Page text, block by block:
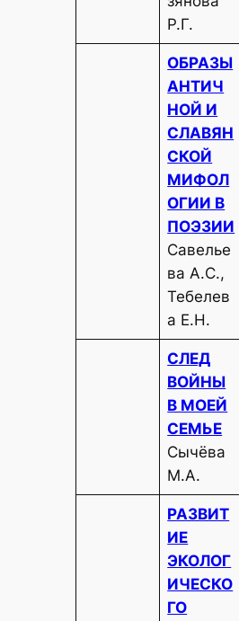
Р.Г.
ОБРАЗЫ
АНТИЧ
НОЙ И
СЛАВЯН
СКОЙ
МИФОЛ
ОГИИ В
ПОЭЗИИ
Савелье
ва А.С.,
Тебелев
а Е.Н.
СЛЕД
ВОЙНЫ
В МОЕЙ
СЕМЬЕ
Сычёва
М.А.
РАЗВИТ
ИЕ
ЭКОЛОГ
ИЧЕСКО
ГО